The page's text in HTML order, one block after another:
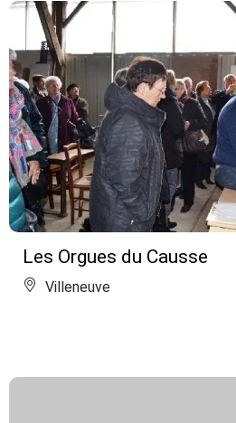
Les Orgues du Causse
Villeneuve